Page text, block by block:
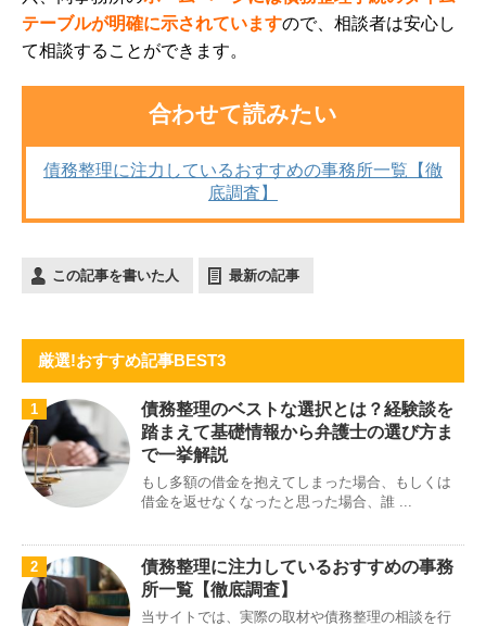
テーブルが明確に示されていますので、相談者は安心し
て相談することができます。
合わせて読みたい
債務整理に注力しているおすすめの事務所一覧【徹
底調査】
この記事を書いた人 最新の記事
厳選!おすすめ記事BEST3
1
債務整理のベストな選択とは？経験談を
踏まえて基礎情報から弁護士の選び方ま
で一挙解説
もし多額の借金を抱えてしまった場合、もしくは
借金を返せなくなったと思った場合、誰 ...
2
債務整理に注力しているおすすめの事務
所一覧【徹底調査】
当サイトでは、実際の取材や債務整理の相談を行